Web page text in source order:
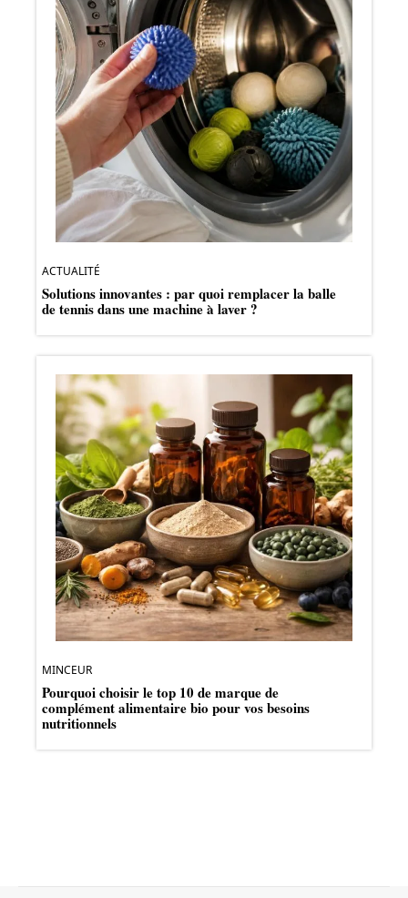
ACTUALITÉ
Solutions innovantes : par quoi remplacer la balle
de tennis dans une machine à laver ?
MINCEUR
Pourquoi choisir le top 10 de marque de
complément alimentaire bio pour vos besoins
nutritionnels